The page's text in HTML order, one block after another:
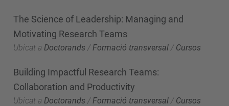
The Science of Leadership: Managing and
Motivating Research Teams
Ubicat a Doctorands / Formació transversal / Cursos
Building Impactful Research Teams:
Collaboration and Productivity
Ubicat a Doctorands /Formació transversal / Cursos